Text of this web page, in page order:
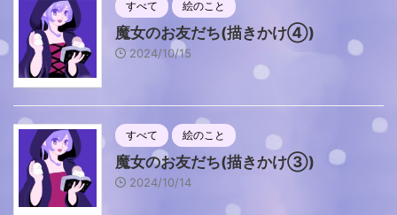
すべて 絵のこと
魔女のお友だち(描きかけ④)
2024/10/15
すべて 絵のこと
魔女のお友だち(描きかけ③)
2024/10/14